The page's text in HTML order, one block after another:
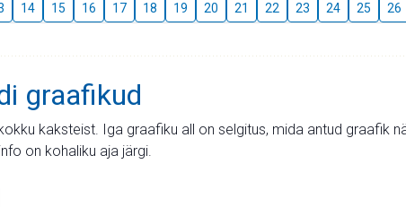
14 15 16 17 18 19 20 21 22 23 24 25 26
graafikud
kaksteist. Iga graafiku all on selgitus, mida antud graafik
on kohaliku aja järgi.